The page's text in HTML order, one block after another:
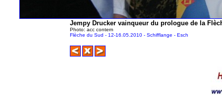
Jempy Drucker vainqueur du prologue de la
Photo: acc contern
Flèche du Sud - 12-16.05.2010 - Schifflange - Esch